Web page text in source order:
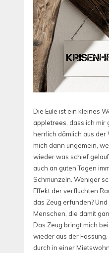
Die Eule ist ein kleines
appletrees , dass ich
herrlich dämlich aus der
mich dann ungemein,
wieder was schief
auch an guten Tagen
Schmunzeln. Weniger
Effekt der verfluchten
das Zeug erfunden?
Menschen, die damit
Das Zeug bringt mich
wieder aus der
durch in einer